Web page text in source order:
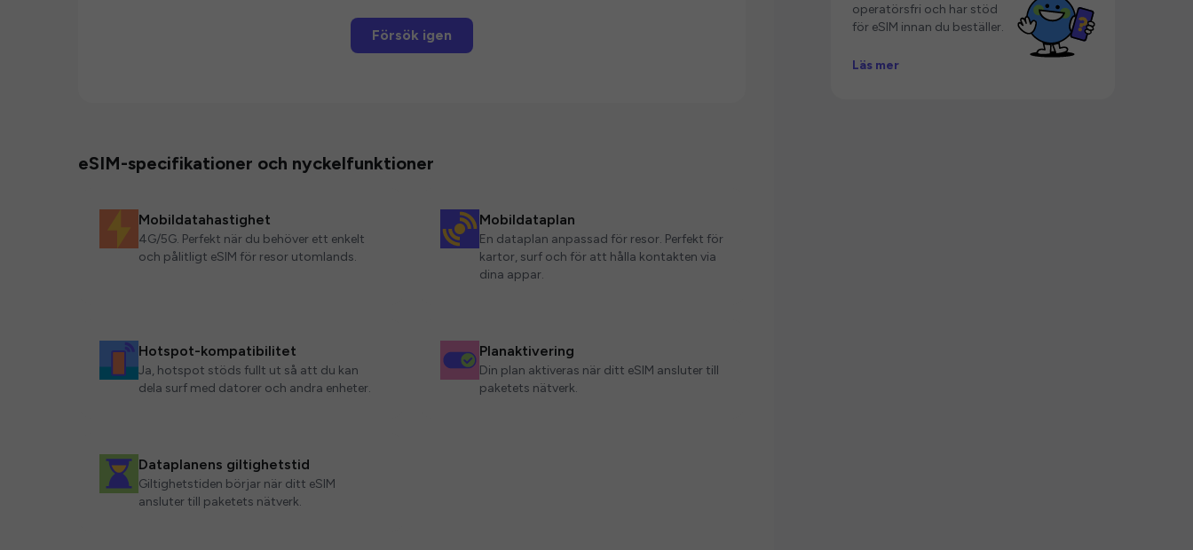
Försök igen
eSIM-specifikationer och nyckelfunktioner
Mobildatahastighet
4G/5G. Perfekt när du behöver ett enkelt
och pålitligt eSIM för resor utomlands.
Mobildataplan
En dataplan anpassad för resor. Perfekt för
kartor, surf och för att hålla kontakten via
dina appar.
Hotspot-kompatibilitet
Ja, hotspot stöds fullt ut så att du kan
dela surf med datorer och andra enheter.
Planaktivering
Din plan aktiveras när ditt eSIM ansluter till
paketets nätverk.
Dataplanens giltighetstid
Giltighetstiden börjar när ditt eSIM
ansluter till paketets nätverk.
operatörsfri och har stöd
för eSIM innan du beställer.
Läs mer